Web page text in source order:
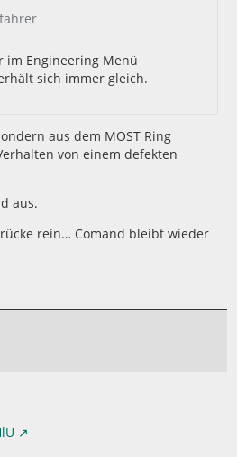
im Engineering Menü
sich immer gleich.
aus dem MOST Ring
von einem defekten
aus.
rein… Comand bleibt wieder